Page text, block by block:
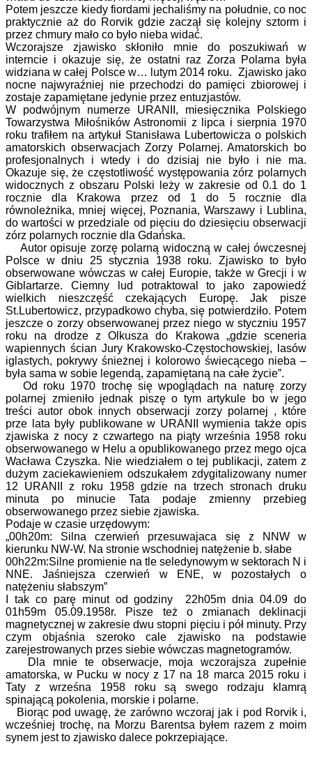
Potem jeszcze kiedy fiordami jechaliśmy na południe, co noc
praktycznie aż do Rorvik gdzie zaczął się kolejny sztorm i
przez chmury mało co było nieba widać.
Wczorajsze zjawisko skłoniło mnie do poszukiwań w
interncie i okazuje się, że ostatni raz Zorza Polarna była
widziana w całej Polsce w… lutym 2014 roku. Zjawisko jako
nocne najwyraźniej nie przechodzi do pamięci zbiorowej i
zostaje zapamiętane jedynie przez entuzjastów.
W podwójnym numerze URANII, miesięcznika Polskiego
Towarzystwa Miłośników Astronomii z lipca i sierpnia 1970
roku trafiłem na artykuł Stanisława Lubertowicza o polskich
amatorskich obserwacjach Zorzy Polarnej. Amatorskich bo
profesjonalnych i wtedy i do dzisiaj nie było i nie ma.
Okazuje się, że częstotliwość występowania zórz polarnych
widocznych z obszaru Polski leży w zakresie od 0.1 do 1
rocznie dla Krakowa przez od 1 do 5 rocznie dla
równoleżnika, mniej więcej, Poznania, Warszawy i Lublina,
do wartości w przedziale od pięciu do dziesięciu obserwacji
zórz polarnych rocznie dla Gdańska.
Autor opisuje zorzę polarną widoczną w całej ówczesnej
Polsce w dniu 25 stycznia 1938 roku. Zjawisko to było
obserwowane wówczas w całej Europie, także w Grecji i w
Giblartarze. Ciemny lud potraktowal to jako zapowiedź
wielkich nieszczęść czekających Europę. Jak pisze
St.Lubertowicz, przypadkowo chyba, się potwierdziło. Potem
jeszcze o zorzy obserwowanej przez niego w styczniu 1957
roku na drodze z Olkusza do Krakowa „gdzie sceneria
wapiennych ścian Jury Krakowsko-Częstochowskiej, lasów
iglastych, pokrywy śnieżnej i kolorowo świecącego nieba –
była sama w sobie legendą, zapamiętaną na całe życie”.
Od roku 1970 trochę się wpoglądach na naturę zorzy
polarnej zmieniło jednak piszę o tym artykule bo w jego
treści autor obok innych obserwacji zorzy polarnej , które
prze lata były publikowane w URANII wymienia także opis
zjawiska z nocy z czwartego na piąty września 1958 roku
obserwowanego w Helu a opublikowanego przez mego ojca
Wacława Czyszka. Nie wiedziałem o tej publikacji, zatem z
dużym zaciekawieniem odszukałem zdygitalizowany numer
12 URANII z roku 1958 gdzie na trzech stronach druku
minuta po minucie Tata podaje zmienny przebieg
obserwowanego przez siebie zjawiska.
Podaje w czasie urzędowym:
„00h20m: Silna czerwień przesuwajaca się z NNW w
kierunku NW-W. Na stronie wschodniej natężenie b. słabe
00h22m:Silne promienie na tle seledynowym w sektorach N i
NNE. Jaśniejsza czerwień w ENE, w pozostałych o
natężeniu słabszym”
I tak co parę minut od godziny 22h05m dnia 04.09 do
01h59m 05.09.1958r. Pisze też o zmianach deklinacji
magnetycznej w zakresie dwu stopni pięciu i pół minuty. Przy
czym objaśnia szeroko cale zjawisko na podstawie
zarejestrowanych przes siebie wówczas magnetogramów.
Dla mnie te obserwacje, moja wczorajsza zupełnie
amatorska, w Pucku w nocy z 17 na 18 marca 2015 roku i
Taty z wrześna 1958 roku są swego rodzaju klamrą
spinającą pokolenia, morskie i polarne.
Biorąc pod uwagę, że zarówno wczoraj jak i pod Rorvik i,
wcześniej trochę, na Morzu Barentsa byłem razem z moim
synem jest to zjawisko dalece pokrzepiające.